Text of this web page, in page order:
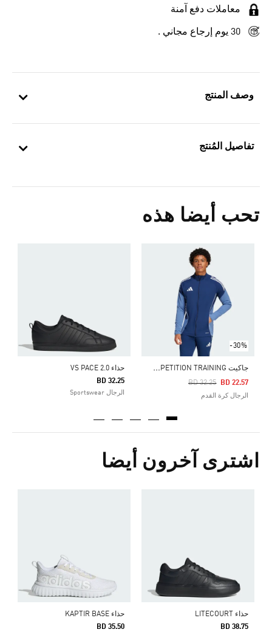
وصف المنتج
تفاصيل المُنتج
تحب أيضا هذه
-30%
ج
اكيت TIRO 25 COMPETITION TRAINING
Price Reduced From
BD 32.25
To BD 22.57
الرجال كرة القدم
حذاء VS PACE 2.0
BD 32.25
الرجال Sportswear
اشترى آخرون أيضا
حذاء LITECOURT
BD 38.75
حذاء KAPTIR BASE
BD 35.50
معاملات دفع آمنة